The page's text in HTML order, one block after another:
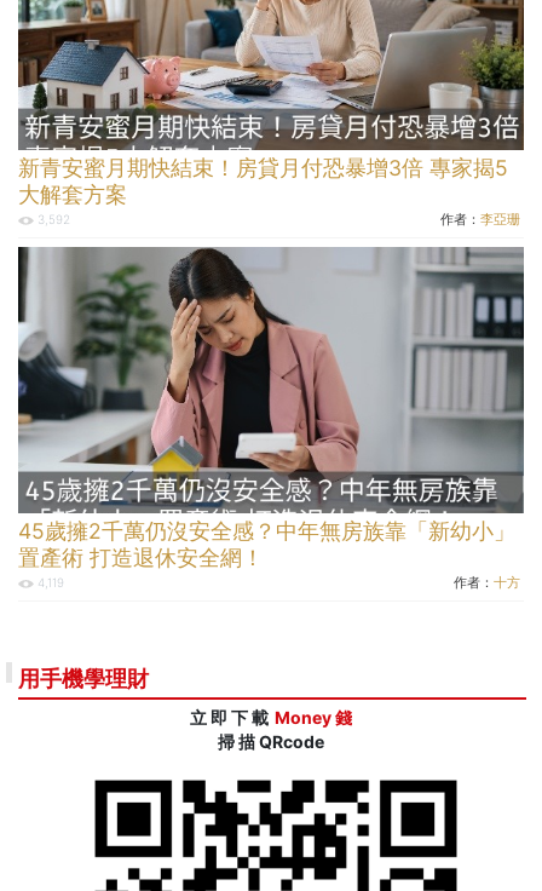
新青安蜜月期快結束！房貸月付恐暴增3倍 專家揭5
大解套方案
3,592 作者： 李亞珊
45歲擁2千萬仍沒安全感？中年無房族靠「新幼小」
置產術 打造退休安全網！
4,119 作者： 十方
用手機學理財
立 即 下 載 Money 錢
掃 描 QRcode